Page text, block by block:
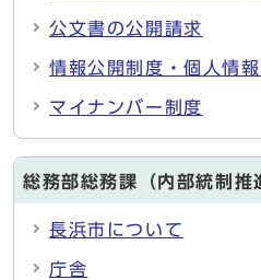
公文書の公開請求
情報公開制度・個人情
マイナンバー制度
総務部総務課（内部統制推
長浜市について
庁舎